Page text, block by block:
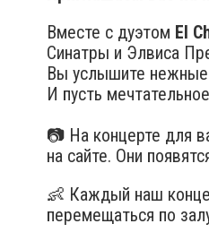
Вместе с дуэтом El
Синатры и Элвиса
Вы услышите нежные
И пусть
📷 На концерте для
на сайте. Они
👶 Каждый наш
перемещаться по